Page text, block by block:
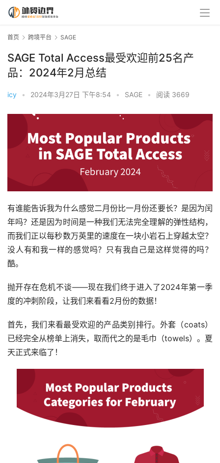
首页 跨境平台 SAGE
SAGE Total Access最受欢迎前25名产
品：2024年2月总结
icy • 2024年3月27日 下午8:54 • SAGE • 阅读 3669
有谁能告诉我为什么感觉二月份比一月份还要长？是因为闰
年吗？还是因为时间是一种我们无法完全理解的弹性结构，
而我们正以每秒数万英里的速度在一块小岩石上穿越太空？
没人有和我一样的感觉吗？只有我自己是这样觉得的吗？
酷。
抛开存在危机不谈——现在我们终于进入了2024年第一季
度的冲刺阶段，让我们来看看2月份的数据！
首先，我们来看最受欢迎的产品类别排行。外套（coats）
已经完全从榜单上消失，取而代之的是毛巾（towels）。夏
天正式来临了！